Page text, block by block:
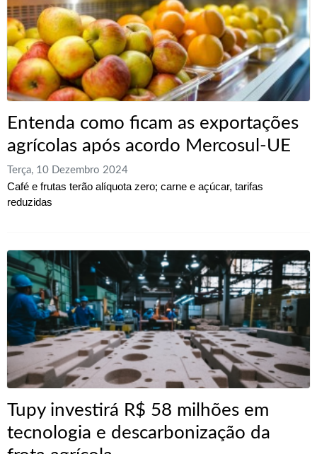
Entenda como ficam as exportações
agrícolas após acordo Mercosul-UE
Terça, 10 Dezembro 2024
Café e frutas terão alíquota zero; carne e açúcar, tarifas
reduzidas
​Tupy investirá R$ 58 milhões em
tecnologia e descarbonização da